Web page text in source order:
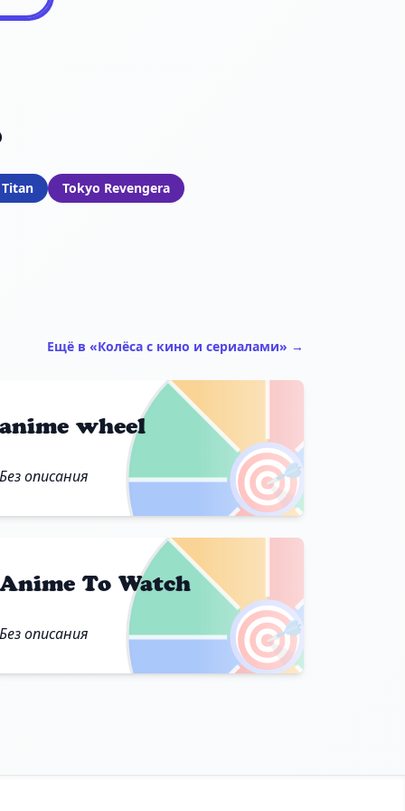
Tokyo Revengera
Ещё в «Колёса с кино и сериалами» →
🎯
wheel
описания
🎯
To Watch
описания